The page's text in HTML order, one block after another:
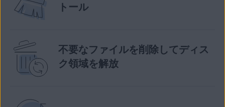
トール
不要なファイルを削除してディス
ク領域を解放